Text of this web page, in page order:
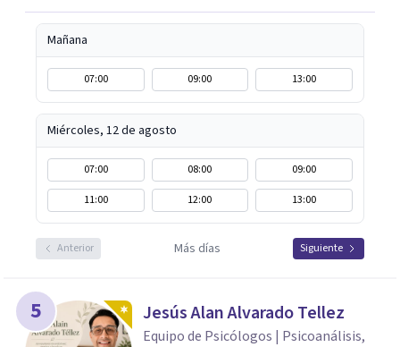
Mañana
07:00 09:00 13:00
Miércoles, 12 de agosto
07:00 08:00
09:00
11:00
12:00 13:00
Anterior Más días Siguiente
5 Jesús Alan Alvarado Tellez
Equipo de Psicólogos | Psicoanálisis,